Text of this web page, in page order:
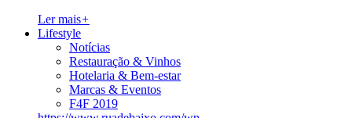
Ler mais+
Lifestyle
Notícias
Restauração & Vinhos
Hotelaria & Bem-estar
Marcas & Eventos
F4F 2019